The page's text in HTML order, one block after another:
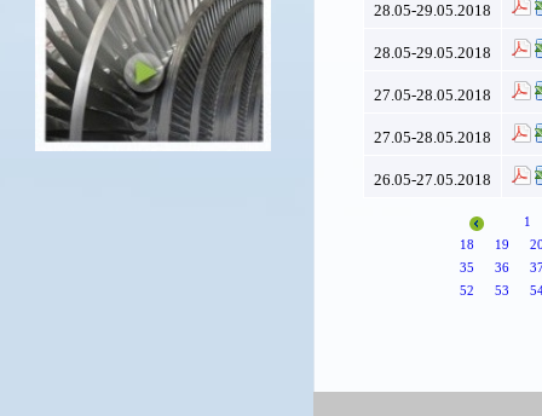
28.05-29.05.2018
28.05-29.05.2018
27.05-28.05.2018
27.05-28.05.2018
26.05-27.05.2018
1
18
19
35
36
52
53